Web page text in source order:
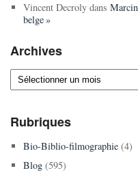
Vincent Decrolydans
belge »
Archives
Archives
Rubriques
Bio-Biblio-filmographie(4)
Blog(595)